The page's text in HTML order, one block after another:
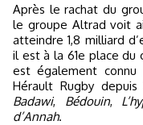
Après le rachat du
le groupe Altrad voit
atteindre 1,8 milliard
il est à la 61e place du
est également
Hérault Rugby
Badawi, Bédouin,
d’Annah.